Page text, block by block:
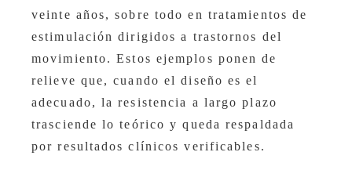
veinte años, sobre todo en tratamientos de
estimulación dirigidos a trastornos del
movimiento. Estos ejemplos ponen de
relieve que, cuando el diseño es el
adecuado, la resistencia a largo plazo
trasciende lo teórico y queda respaldada
por resultados clínicos verificables.